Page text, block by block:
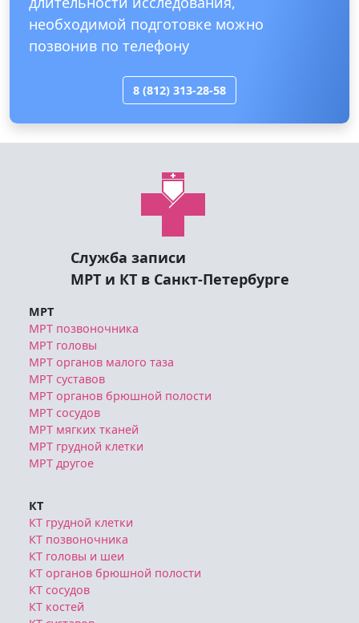
Записаться на МРТ, а также узнать
информация о ценах, скидках и акциях,
длительности исследования,
необходимой подготовке можно
позвонив по телефону
8 (812) 313-28-58
Служба записи
МРТ и КТ в Санкт-Петербурге
МРТ
МРТ позвоночника
МРТ головы
МРТ органов малого таза
МРТ сосудов
МРТ мягких тканей
МРТ грудной клетки
МРТ другое
КТ